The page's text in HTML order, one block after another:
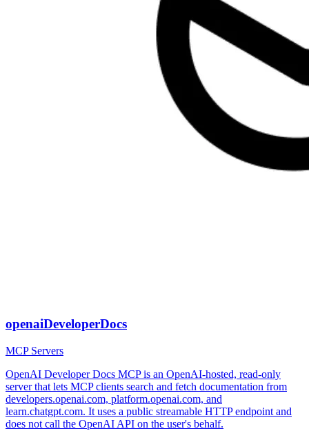
openaiDeveloperDocs
MCP Servers
OpenAI Developer Docs MCP is an OpenAI-hosted, read-only
server that lets MCP clients search and fetch documentation from
developers.openai.com, platform.openai.com, and
learn.chatgpt.com. It uses a public streamable HTTP endpoint and
does not call the OpenAI API on the user's behalf.